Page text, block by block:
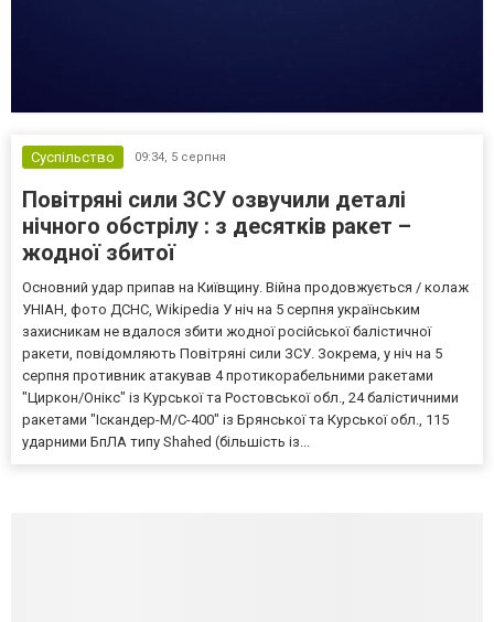
Суспільство 09:34, 5 серпня
Повітряні сили ЗСУ озвучили деталі
нічного обстрілу : з десятків ракет –
жодної збитої
Основний удар припав на Київщину. Війна продовжується / колаж
УНІАН, фото ДСНС, Wikipedia У ніч на 5 серпня українським
захисникам не вдалося збити жодної російської балістичної
ракети, повідомляють Повітряні сили ЗСУ. Зокрема, у ніч на 5
серпня противник атакував 4 протикорабельними ракетами
"Циркон/Онікс" із Курської та Ростовської обл., 24 балістичними
ракетами "Іскандер-М/С-400" із Брянської та Курської обл., 115
ударними БпЛА типу Shahed (більшість із...